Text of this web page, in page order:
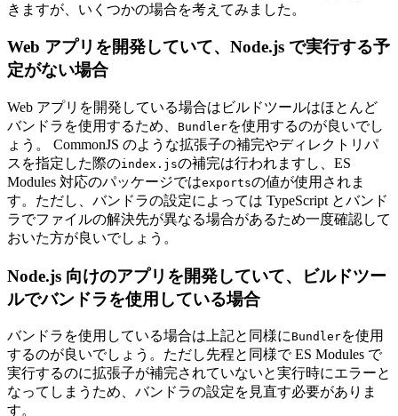
きますが、いくつかの場合を考えてみました。
Web アプリを開発していて、Node.js で実行する予
定がない場合
Web アプリを開発している場合はビルドツールはほとんど
バンドラを使用するため、
Bundlerを使用するのが良いでし
ょう。 CommonJS のような拡張子の補完やディレクトリパ
スを指定した際のindex.jsの補完は行われますし、ES
Modules 対応のパッケージではexportsの値が使用されま
す。ただし、バンドラの設定によっては TypeScript とバンド
ラでファイルの解決先が異なる場合があるため一度確認して
おいた方が良いでしょう。
Node.js 向けのアプリを開発していて、ビルドツー
ルでバンドラを使用している場合
バンドラを使用している場合は上記と同様に Bundlerを使用
するのが良いでしょう。ただし先程と同様で ES Modules で
実行するのに拡張子が補完されていないと実行時にエラーと
なってしまうため、バンドラの設定を見直す必要がありま
す。